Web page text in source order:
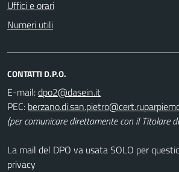
Uffici e orari
Numeri utili
CONTATTI D.P.O.
E-mail:
PEC:
(per comunicare direttamente con il Titolare
La mail del DPO va usata SOLO per
privacy